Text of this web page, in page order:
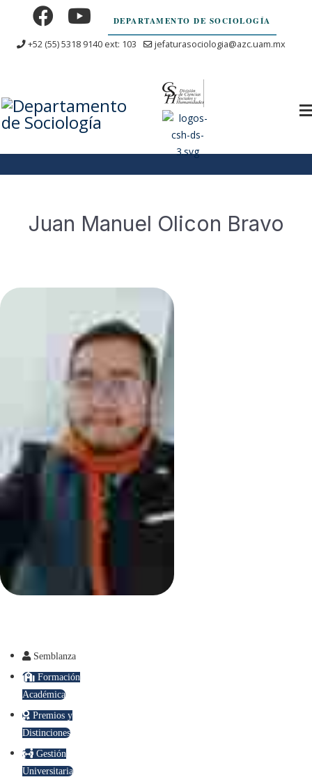
DEPARTAMENTO DE SOCIOLOGÍA
+52 (55) 5318 9140 ext: 103
jefaturasociologia@azc.uam.mx
Jefatura
Juan Manuel Olicon Bravo
Semblanza
Formación
Académica
Premios y
Distinciones
Gestión
Universitaria